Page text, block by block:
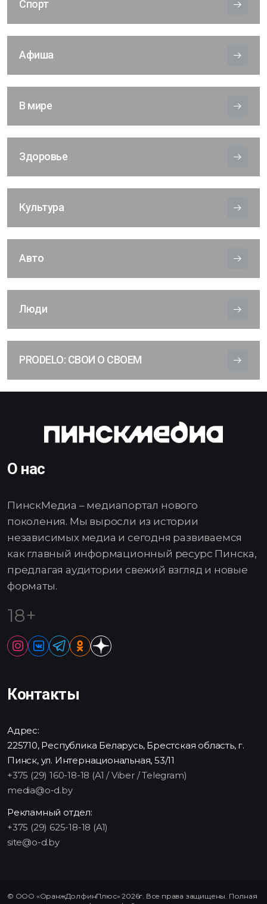
Спорт
Афиша
В мире
Здоровье
Культура
Авто
Люди
PRODELO: СВОИ О СВОЕМ
О нас
ПинскМедиа – медиапортал нового
поколения. Мы выросли из истории
независимых медиа и сегодня развиваемся
как главный информационный ресурс Пинска,
предлагая аудитории свежий взгляд и новые
форматы.
18+
Контакты
Адрес:
225710, Республика Беларусь, Брестская область, г.
Пинск, ул. Интернациональная, 53/11
+375 (29) 160-18-18 (A1 / Viber / Telegram)
media@o-d.by
Рекламный отдел:
+375 (29) 625-18-18 (A1)
site@o-d.by
© ООО «ОранжДолфинПлюс» 2026г. Все права защищены. Полная